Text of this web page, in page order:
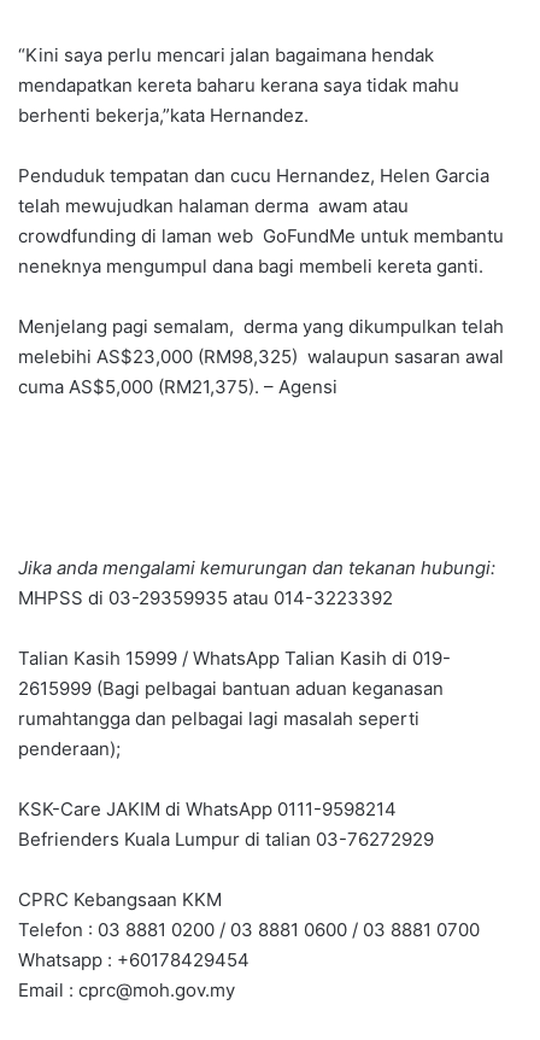
“Kini saya perlu mencari jalan bagaimana hendak
mendapatkan kereta baharu kerana saya tidak mahu
berhenti bekerja,”kata Hernandez.
Penduduk tempatan dan cucu Hernandez, Helen Garcia
telah mewujudkan halaman derma awam atau
crowdfunding di laman web GoFundMe untuk membantu
neneknya mengumpul dana bagi membeli kereta ganti.
Menjelang pagi semalam, derma yang dikumpulkan telah
melebihi AS$23,000 (RM98,325) walaupun sasaran awal
cuma AS$5,000 (RM21,375). – Agensi
Jika anda mengalami kemurungan dan tekanan hubungi:
MHPSS di 03-29359935 atau 014-3223392
Talian Kasih 15999 / WhatsApp Talian Kasih di 019-
2615999 (Bagi pelbagai bantuan aduan keganasan
rumahtangga dan pelbagai lagi masalah seperti
penderaan);
KSK-Care JAKIM di WhatsApp 0111-9598214
Befrienders Kuala Lumpur di talian 03-76272929
CPRC Kebangsaan KKM
Telefon : 03 8881 0200 / 03 8881 0600 / 03 8881 0700
Whatsapp : +60178429454
Email : cprc@moh.gov.my